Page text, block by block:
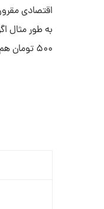
اقتصادی
به طور مثال اگر قیمت
500 تومان هم برسانید.